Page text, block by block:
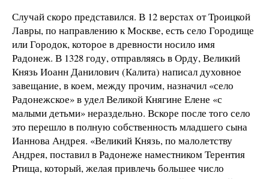
Случай скоро представился. В 12 верстах от Троицкой
Лавры, по направлению к Москве, есть село Городище
или Городок, которое в древности носило имя
Радонеж. В 1328 году, отправляясь в Орду, Великий
Князь Иоанн Данилович (Калита) написал духовное
завещание, в коем, между прочим, назначил «село
Радонежское» в удел Великой Княгине Елене «с
малыми детьми» нераздельно. Вскоре после того село
это перешло в полную собственность младшего сына
Ианнова Андрея. «Великий Князь, по малолетству
Андрея, поставил в Радонеже наместником Терентия
Ртища, который, желая привлечь большее число